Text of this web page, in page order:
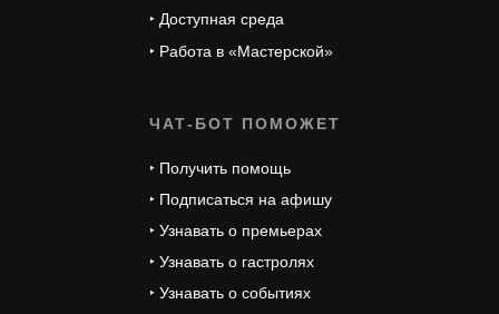
‣ Работа в «Мастерской»
‣ Доступная среда
‣ Узнавать о событиях
‣ Узнавать о гастролях
‣ Узнавать о премьерах
‣ Подписаться на афишу
‣ Получить помощь
ЧАТ-БОТ ПОМОЖЕТ